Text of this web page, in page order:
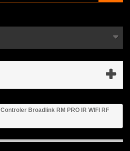
Controler Broadlink RM PRO IR WIFI RF